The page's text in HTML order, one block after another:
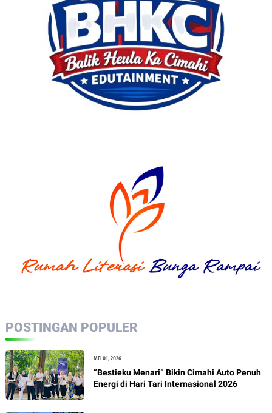
POSTINGAN POPULER
MEI 01, 2026
“Bestieku Menari” Bikin Cimahi Auto Penuh
Energi di Hari Tari Internasional 2026